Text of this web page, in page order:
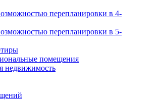
перепланировки в 4-
перепланировки в 5-
помещения
недвижимость